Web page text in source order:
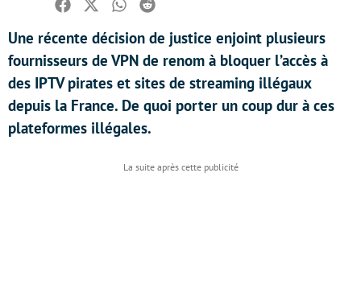
Facebook
TwitterWhatsapp
Reddit
Une récente décision de justice enjoint plusieurs
fournisseurs de VPN de renom à bloquer l’accès à
des IPTV pirates et sites de streaming illégaux
depuis la France. De quoi porter un coup dur à ces
plateformes illégales.